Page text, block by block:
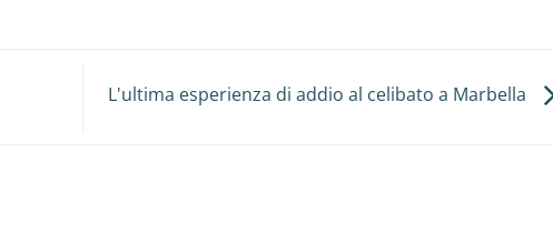
L'ultima esperienza di addio al celibato a Marbella